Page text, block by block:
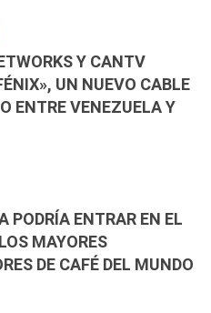
Y CANTV
UN NUEVO CABLE
ENTRE VENEZUELA Y
PODRÍA ENTRAR EN EL
MAYORES
DE CAFÉ DEL MUNDO